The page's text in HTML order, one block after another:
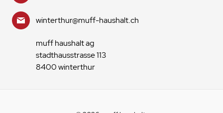
winterthur@muff-haushalt.ch
muff haushalt ag
stadthausstrasse 113
8400 winterthur